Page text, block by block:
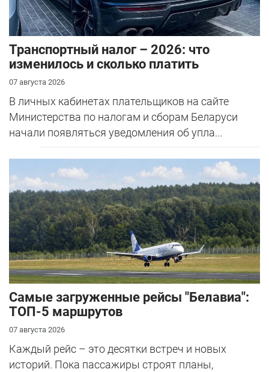
Транспортный налог – 2026: что
изменилось и сколько платить
07 августа 2026
В личных кабинетах плательщиков на сайте
Министерства по налогам и сборам Беларуси
начали появляться уведомления об упла...
Самые загруженные рейсы "Белавиа":
ТОП-5 маршрутов
07 августа 2026
Каждый рейс – это десятки встреч и новых
историй. Пока пассажиры строят планы,